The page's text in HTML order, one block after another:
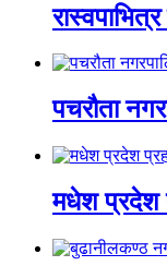
पचरौता
मधेश प्रदेश